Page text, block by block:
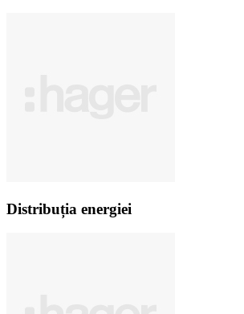
Distribuția energiei